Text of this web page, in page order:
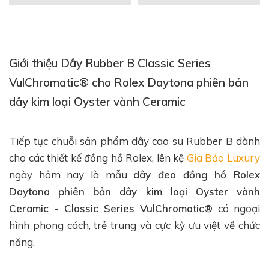
Giới thiệu Dây Rubber B Classic Series
VulChromatic® cho Rolex Daytona phiên bản
dây kim loại Oyster vành Ceramic
Tiếp tục chuỗi sản phẩm dây cao su Rubber B dành
cho các thiết kế đồng hồ Rolex, lên kệ Gia Bảo Luxury
ngày hôm nay là mẫu dây đeo đồng hồ Rolex
Daytona phiên bản dây kim loại Oyster vành
Ceramic - Classic Series VulChromatic® có ngoại
hình phong cách, trẻ trung và cực kỳ ưu việt về chức
năng.